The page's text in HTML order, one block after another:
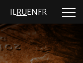
RU EN FR